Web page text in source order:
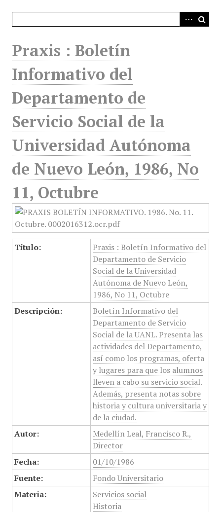
Praxis : Boletín
Informativo del
Departamento de
Servicio Social de la
Universidad Autónoma
de Nuevo León, 1986, No
11, Octubre
Título:
Praxis : Boletín Informativo del
Departamento de Servicio
Social de la Universidad
Autónoma de Nuevo León,
1986, No 11, Octubre
Descripción:
Boletín Informativo del
Departamento de Servicio
Social de la UANL. Presenta las
actividades del Departamento,
así como los programas, oferta
y lugares para que los alumnos
lleven a cabo su servicio social.
Además, presenta notas sobre
historia y cultura universitaria y
de la ciudad.
Autor:
Medellín Leal, Francisco R.,
Director
Fecha:
01/10/1986
Fuente:
Fondo Universitario
Materia:
Servicios social
Historia